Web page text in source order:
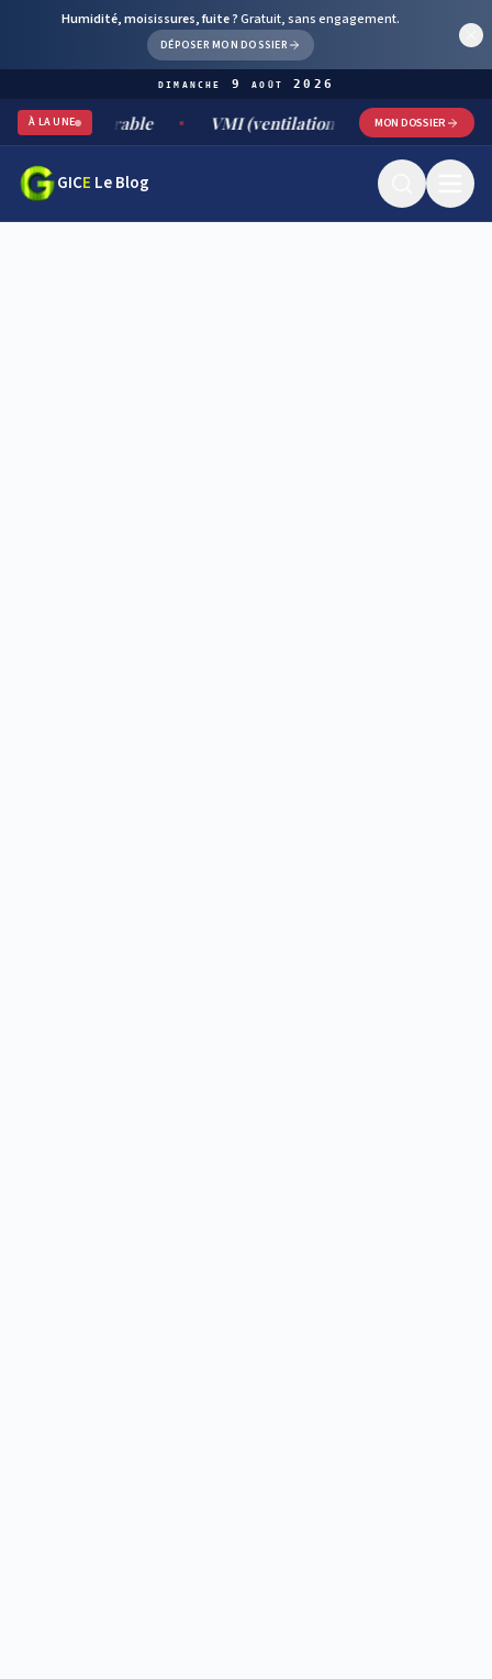
Humidité, moisissures, fuite ?Gratuit, sans engagement.
DÉPOSER MON DOSSIER
dimanche 9 août 2026
À LA UNE
durable VMI (ventilation mécanique par insufflation)
MON DOSSIER
GICE Le Blog